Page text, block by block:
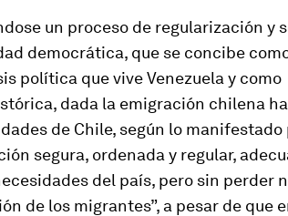
un proceso de regularización y
democrática, que se concibe
política que vive Venezuela y como
dada la emigración chilena
de Chile, según lo manifestado
segura, ordenada y regular,
del país, pero sin perder
de los migrantes”, a pesar de que